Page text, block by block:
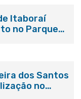
Itaboraí
no Parque
dos Santos
no